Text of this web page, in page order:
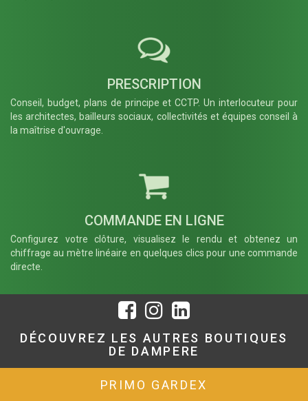
− Retirer
FR007
Platine
Droite pour
un usage
FR008
Platine
d'angle -
SUIVANT →
PRESCRIPTION
Conseil, budget, plans de principe et CCTP. Un interlocuteur pour
les architectes, bailleurs sociaux, collectivités et équipes conseil à
la maîtrise d'ouvrage.
COMMANDE EN LIGNE
Configurez votre clôture, visualisez le rendu et obtenez un
chiffrage au mètre linéaire en quelques clics pour une commande
directe.
DÉCOUVREZ LES AUTRES BOUTIQUES
DE DAMPERE
PRIMO GARDEX